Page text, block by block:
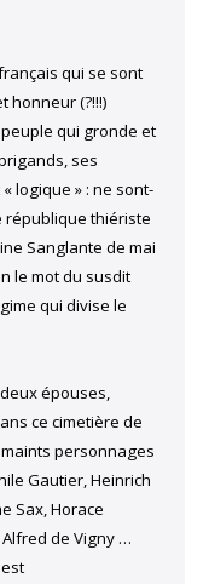
qui se sont
honneur (?!!!)
qui gronde et
ses
logique » : ne sont-
république thiériste
Sanglante de mai
le mot du susdit
qui divise le
épouses,
ce cimetière de
personnages
Gautier, Heinrich
Sax, Horace
de Vigny …